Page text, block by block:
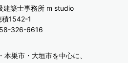
建築士事務所 m studio
1542-1
326-6616
巣市・大垣市を中心に、